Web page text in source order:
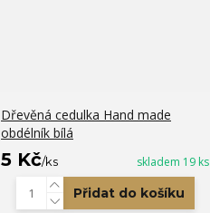
Dřevěná cedulka Hand made
obdélník bílá
5 Kč/ks skladem 19 ks
Přidat do košíku